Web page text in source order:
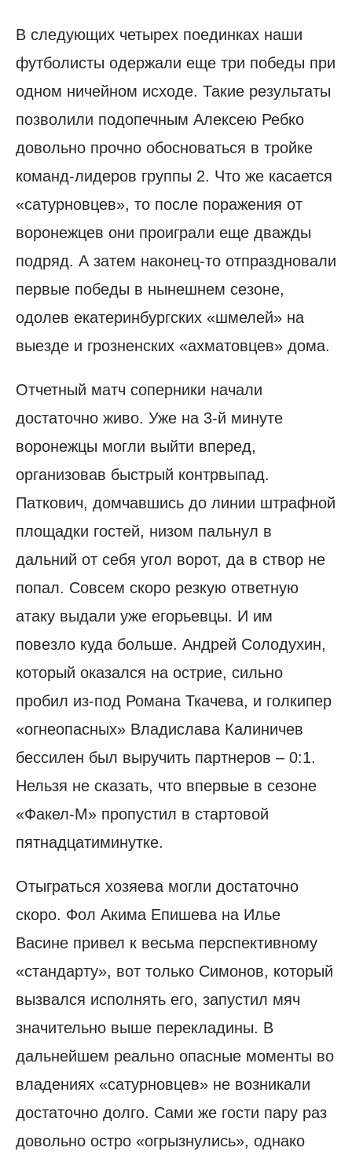
В следующих четырех поединках наши
футболисты одержали еще три победы при
одном ничейном исходе. Такие результаты
позволили подопечным Алексею Ребко
довольно прочно обосноваться в тройке
команд-лидеров группы 2. Что же касается
«сатурновцев», то после поражения от
воронежцев они проиграли еще дважды
подряд. А затем наконец-то отпраздновали
первые победы в нынешнем сезоне,
одолев екатеринбургских «шмелей» на
выезде и грозненских «ахматовцев» дома.
Отчетный матч соперники начали
достаточно живо. Уже на 3-й минуте
воронежцы могли выйти вперед,
организовав быстрый контрвыпад.
Паткович, домчавшись до линии штрафной
площадки гостей, низом пальнул в
дальний от себя угол ворот, да в створ не
попал. Совсем скоро резкую ответную
атаку выдали уже егорьевцы. И им
повезло куда больше. Андрей Солодухин,
который оказался на острие, сильно
пробил из-под Романа Ткачева, и голкипер
«огнеопасных» Владислава Калиничев
бессилен был выручить партнеров – 0:1.
Нельзя не сказать, что впервые в сезоне
«Факел-М» пропустил в стартовой
пятнадцатиминутке.
Отыграться хозяева могли достаточно
скоро. Фол Акима Епишева на Илье
Васине привел к весьма перспективному
«стандарту», вот только Симонов, который
вызвался исполнять его, запустил мяч
значительно выше перекладины. В
дальнейшем реально опасные моменты во
владениях «сатурновцев» не возникали
достаточно долго. Сами же гости пару раз
довольно остро «огрызнулись», однако